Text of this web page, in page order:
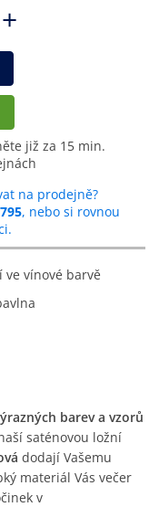
+
již za 15 min.
na prodejně?
, nebo si rovnou
ve vínové barvě
barev a vzorů
saténovou ložní
dodají Vašemu
materiál Vás večer
v